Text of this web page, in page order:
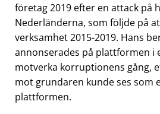
företag 2019 efter en attack på
Nederländerna, som följde på
verksamhet 2015-2019. Hans
annonserades på plattformen i
motverka korruptionens gång,
mot grundaren kunde ses som
plattformen.